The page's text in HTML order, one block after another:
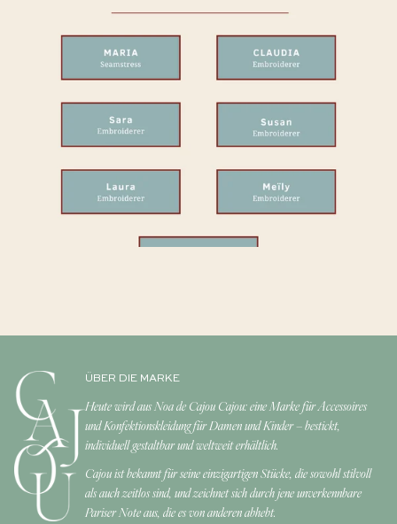
ÜBER DIE MARKE
Heute wird aus Noa de Cajou Cajou: eine Marke für Accessoires
und Konfektionskleidung für Damen und Kinder – bestickt,
individuell gestaltbar und weltweit erhältlich.
Cajou ist bekannt für seine einzigartigen Stücke, die sowohl stilvoll
als auch zeitlos sind, und zeichnet sich durch jene unverkennbare
Pariser Note aus, die es von anderen abhebt.